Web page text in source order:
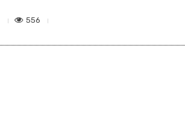
556